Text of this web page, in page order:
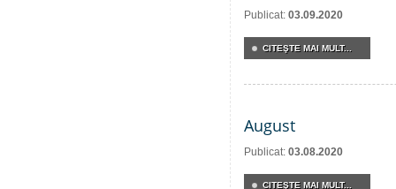
Publicat: 03.09.2020
CITEŞTE MAI MULT...
August
Publicat: 03.08.2020
CITEŞTE MAI MULT...